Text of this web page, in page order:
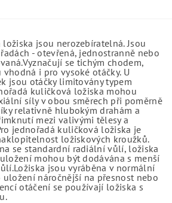
jsou nerozebíratelná. Jsou
- otevřená, jednostranně nebo
se tichým chodem,
i pro vysoké otáčky. U
jsou otáčky limitovány typem
kuličková ložiska mohou
síly v obou směrech při poměrně
relativně hlubokým drahám a
mezi valivými tělesy a
jednořadá kuličková ložiska je
ložiskových kroužků.
se standardní radiální vůlí, ložiska
mohou být dodávána s menší
jsou vyráběna v normální
náročnější na přesnost nebo
otáčení se používají ložiska s